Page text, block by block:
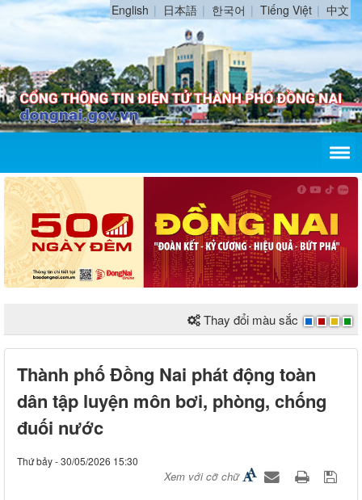
English 日本語 한국어 Tiếng Việt 中文
Thay đổi màu sắc
Thành phố Đồng Nai phát động toàn
dân tập luyện môn bơi, phòng, chống
đuối nước
Thứ bảy - 30/05/2026 15:30
Xem với cỡ chữ